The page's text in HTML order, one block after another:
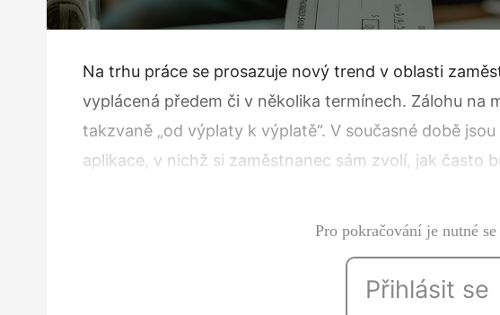
Na trhu práce se prosazuje nový trend v oblasti
vyplácená předem či v několika termínech. Zálohu na
takzvaně „od výplaty k výplatě“. V současné době
aplikace, v nichž si zaměstnanec sám zvolí, jak často
Pro pokračování je nutné
Přihlásit se